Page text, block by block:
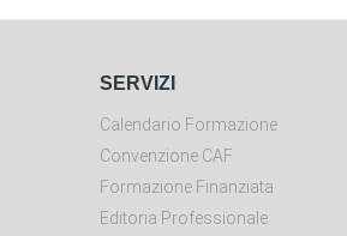
SERVIZI
Calendario Formazione
Convenzione CAF
Formazione Finanziata
Editoria Professionale